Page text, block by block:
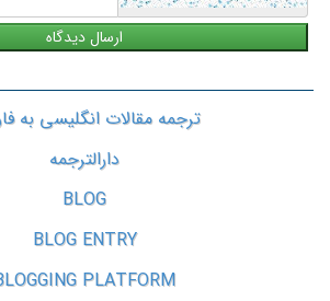
ترجمه مقالات انگلیسی به
دارالترجمه
BLOG
BLOG ENTRY
PLATFORM